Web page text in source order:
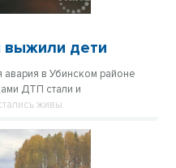
выжили дети
авария в Убинском районе
ДТП стали и
живы.